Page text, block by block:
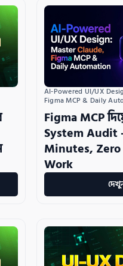
AI-Powered UI/UX
Figma MCP & Daily
Figma MCP
System Audit
Minutes,
Work